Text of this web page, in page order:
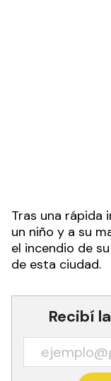
Tras una rápida
un niño y a su
el incendio de
de esta ciudad.
Recibí